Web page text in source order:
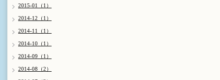
2015-01（1）
2014-12（1）
2014-11（1）
2014-10（1）
2014-09（1）
2014-08（2）